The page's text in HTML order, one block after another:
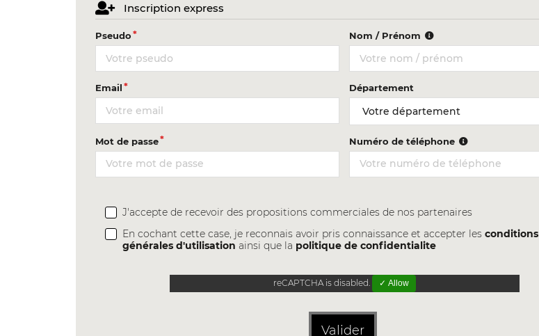
Inscription express
Pseudo Nom / Prénom
Email Département
Mot de passe Numéro de téléphone
J'accepte de recevoir des propositions commerciales de nos partenaires
En cochant cette case, je reconnais avoir pris connaissance et accepter lesconditions
générales d'utilisation ainsi que la politique de confidentialite
reCAPTCHA is disabled. ✓ Allow
Valider